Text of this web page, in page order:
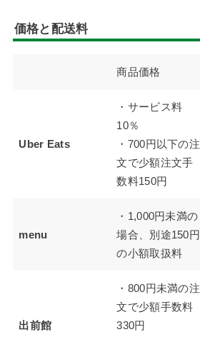
価格と配送料
商品価格
Uber Eats
・サービス料
10％
・700円以下の注
文で少額注文手
数料150円
menu
・1,000円未満の
場合、別途150円
の小額取扱料
出前館
・800円未満の注
文で少額手数料
330円